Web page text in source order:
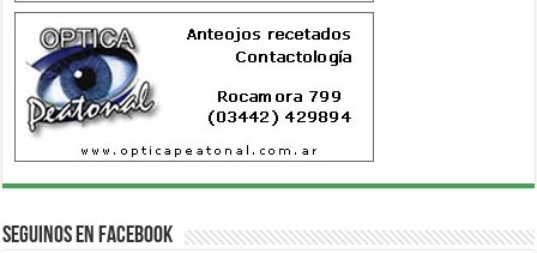
Seguinos en Facebook